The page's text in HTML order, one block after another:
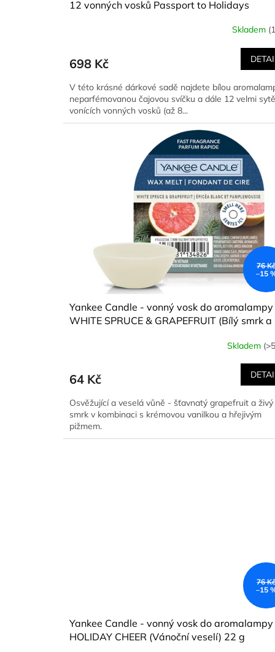
12 vonných vosků Passport to Holidays
Skladem
698 Kč
V této krásné dárkové sadě najdete bílou
neparfémovanou čajovou svíčku a dále 12 velmi sytě
vonících vonných vosků (až 8...
76
–15
Yankee Candle - vonný vosk do aromalampy
WHITE SPRUCE & GRAPEFRUIT (Bílý smrk a
Skladem
64 Kč
Osvěžující a veselá vůně - šťavnatý grapefruit a živý
smrk v kombinaci s krémovou vanilkou a hřejivým
pižmem.
76
–15
Yankee Candle - vonný vosk do aromalampy
HOLIDAY CHEER (Vánoční veselí) 22 g